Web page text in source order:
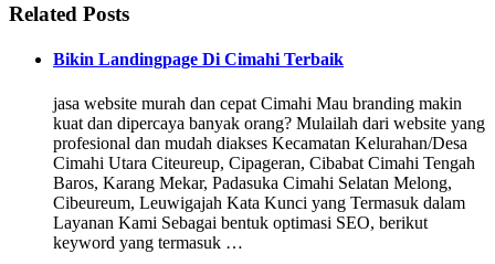
Related Posts
Bikin Landingpage Di Cimahi Terbaik
jasa website murah dan cepat Cimahi Mau branding makin
kuat dan dipercaya banyak orang? Mulailah dari website yang
profesional dan mudah diakses Kecamatan Kelurahan/Desa
Cimahi Utara Citeureup, Cipageran, Cibabat Cimahi Tengah
Baros, Karang Mekar, Padasuka Cimahi Selatan Melong,
Cibeureum, Leuwigajah Kata Kunci yang Termasuk dalam
Layanan Kami Sebagai bentuk optimasi SEO, berikut
keyword yang termasuk …